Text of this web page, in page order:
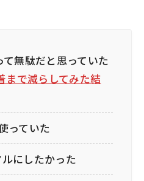
無駄だと思っていた
まで減らしてみた結
っていた
にしたかった